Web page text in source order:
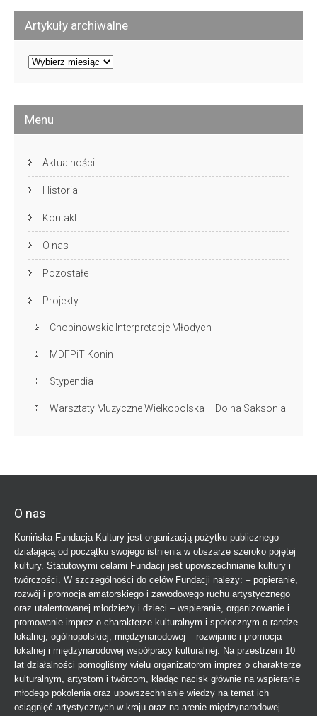
Artykuły archiwalne
Artykuły
Menu
Aktualności
Historia
Kontakt
O nas
Pozostałe
Projekty
Chopinowskie Interpretacje Młodych
MDFPiT Konin
Stypendia
Warsztaty Muzyczne Wielkopolska – Dolna Saksonia
O nas
Konińska Fundacja Kultury jest organizacją pożytku publicznego
działającą od początku swojego istnienia w obszarze szeroko pojętej
kultury. Statutowymi celami Fundacji jest upowszechnianie kultury i
twórczości. W szczególności do celów Fundacji należy: – popieranie,
rozwój i promocja amatorskiego i zawodowego ruchu artystycznego
oraz utalentowanej młodzieży i dzieci – wspieranie, organizowanie i
promowanie imprez o charakterze kulturalnym i społecznym o randze
lokalnej, ogólnopolskiej, międzynarodowej – rozwijanie i promocja
lokalnej i międzynarodowej współpracy kulturalnej. Na przestrzeni 10
lat działalności pomogliśmy wielu organizatorom imprez o charakterze
kulturalnym, artystom i twórcom, kładąc nacisk głównie na wspieranie
młodego pokolenia oraz upowszechnianie wiedzy na temat ich
osiągnięć artystycznych w kraju oraz na arenie międzynarodowej.